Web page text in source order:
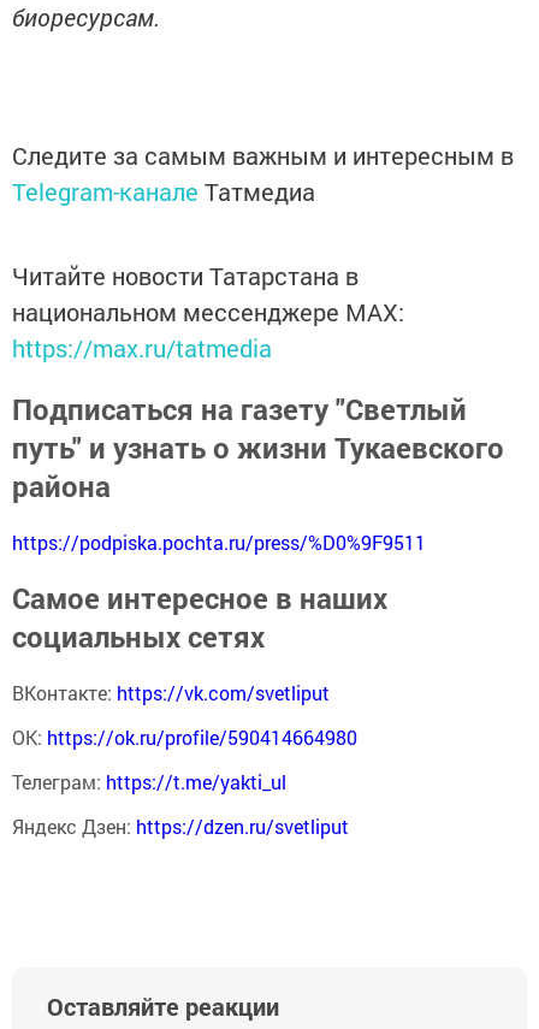
биоресурсам.
Следите за самым важным и интересным в
Telegram-канале Татмедиа
Читайте новости Татарстана в
национальном мессенджере MАХ:
https://max.ru/tatmedia
Подписаться на газету "Светлый
путь" и узнать о жизни Тукаевского
района
https://podpiska.pochta.ru/press/%D0%9F9511
Самое интересное в наших
социальных сетях
ВКонтакте: https://vk.com/svetliput
ОК: https://ok.ru/profile/590414664980
Телеграм: https://t.me/yakti_ul
Яндекс Дзен: https://dzen.ru/svetliput
Оставляйте реакции